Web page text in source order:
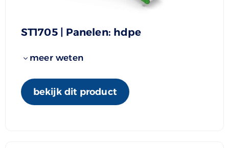
ST1705 | Panelen: hdpe
meer weten
bekijk dit product